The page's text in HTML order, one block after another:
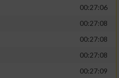
00:27:06
00:27:08
00:27:08
00:27:08
00:27:09